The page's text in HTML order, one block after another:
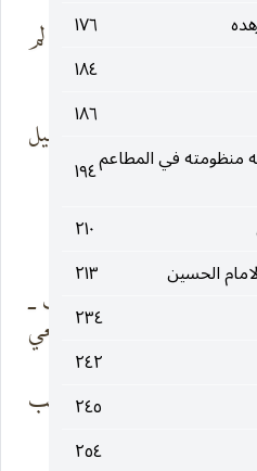
١٧٦
١٨٤
١٨٦
منظومته في المطاعم١٩٤
٢١٠
الحسين
٢١٣
٢٣٤
٢٤٢
٢٤٥
٢٥٤
بمثله كل الورى لم
ودون السلسبيلالمترع
عليه ـ مذ كونت ـ
عوج أضلعي
علامة للنصب